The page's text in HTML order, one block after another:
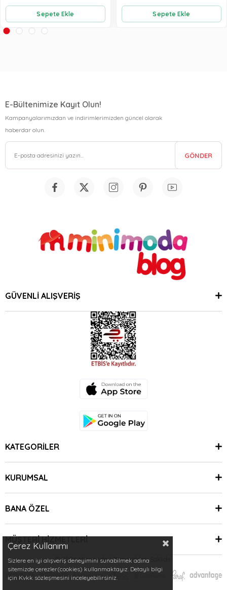
Sepete Ekle Sepete Ekle
E-Bültenimize Kayıt Olun!
Kampanyalarımızdan ve indirimlerimizden güncel olarak
haberdar olun.
GÖNDER
GÜVENLİ ALIŞVERİŞ
KATEGORİLER
KURUMSAL
BANA ÖZEL
MÜŞTERİ HİZMETLERİ
© 2024 Minimoda | Tüm Hakları Saklıdır.
Çerez Kullanımı
Sizlere en iyi alışveriş deneyimini sunabilmek adına
sitemizde çerezler(cookies) kullanmaktayız. Detaylı bilgi
için Kvkk sözleşmesini inceleyebilirsiniz.